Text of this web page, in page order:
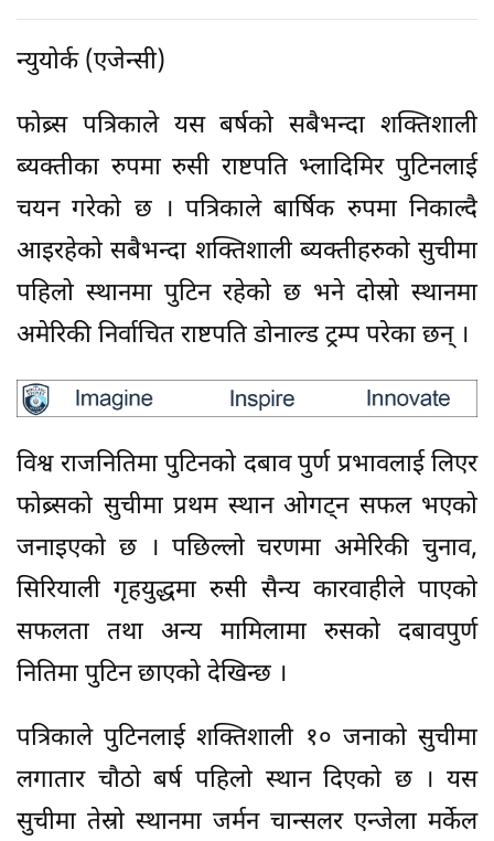
न्युयोर्क (एजेन्सी)
फोब्र्स पत्रिकाले यस बर्षको सबैभन्दा शक्तिशाली
ब्यक्तीका रुपमा रुसी राष्टपति भ्लादिमिर पुटिनलाई
चयन गरेको छ । पत्रिकाले बार्षिक रुपमा निकाल्दै
आइरहेको सबैभन्दा शक्तिशाली ब्यक्तीहरुको सुचीमा
पहिलो स्थानमा पुटिन रहेको छ भने दोस्रो स्थानमा
अमेरिकी निर्वाचित राष्टपति डोनाल्ड ट्रम्प परेका छन् ।
विश्व राजनितिमा पुटिनको दबाव पुर्ण प्रभावलाई लिएर
फोब्र्सको सुचीमा प्रथम स्थान ओगट्न सफल भएको
जनाइएको छ । पछिल्लो चरणमा अमेरिकी चुनाव,
सिरियाली गृहयुद्धमा रुसी सैन्य कारवाहीले पाएको
सफलता तथा अन्य मामिलामा रुसको दबावपुर्ण
नितिमा पुटिन छाएको देखिन्छ ।
पत्रिकाले पुटिनलाई शक्तिशाली १० जनाको सुचीमा
लगातार चौठो बर्ष पहिलो स्थान दिएको छ । यस
सुचीमा तेस्रो स्थानमा जर्मन चान्सलर एन्जेला मर्केल